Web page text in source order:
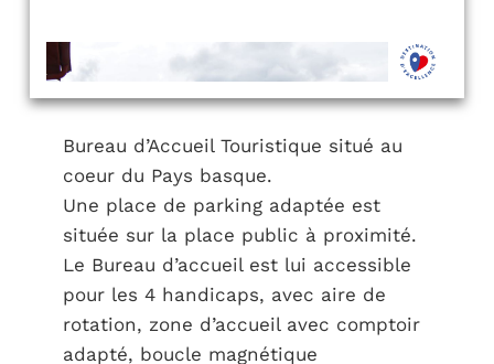
Bureau d’Accueil Touristique situé au
coeur du Pays basque.
Une place de parking adaptée est
située sur la place public à proximité.
Le Bureau d’accueil est lui accessible
pour les 4 handicaps, avec aire de
rotation, zone d’accueil avec comptoir
adapté, boucle magnétique